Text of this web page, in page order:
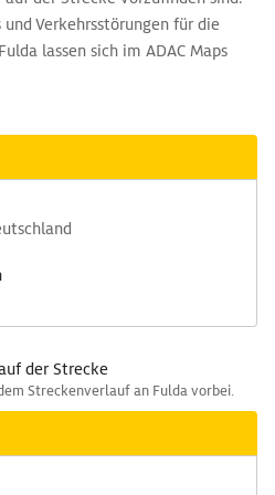
Verkehrsstörungen für die
lassen sich im ADAC Maps
der Strecke
Streckenverlauf an Fulda vorbei.